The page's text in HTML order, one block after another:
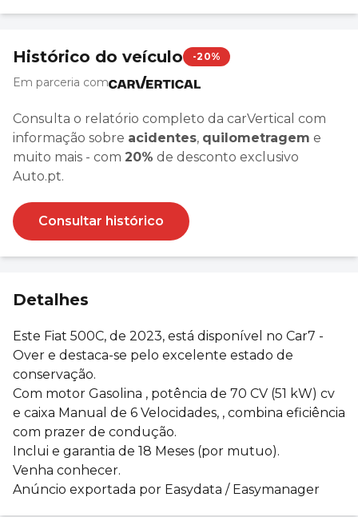
Histórico do veículo -20%
Em parceria com
Consulta o relatório completo da carVertical com
informação sobre acidentes, quilometragem e
muito mais - com 20% de desconto exclusivo
Auto.pt.
Consultar histórico
Detalhes
Este Fiat 500C, de 2023, está disponível no Car7 -
Over e destaca-se pelo excelente estado de
conservação.
Com motor Gasolina , potência de 70 CV (51 kW) cv
e caixa Manual de 6 Velocidades, , combina eficiência
com prazer de condução.
Inclui e garantia de 18 Meses (por mutuo).
Venha conhecer.
Anúncio exportada por Easydata / Easymanager